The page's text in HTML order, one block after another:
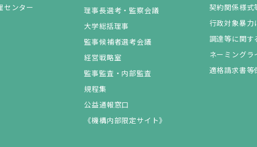
センター
理事長選考・監察会議
大学総括理事
監事候補者選考会議
経営戦略室
監事監査・内部監査
規程集
公益通報窓口
《機構内部限定サイト》
契約関係様式
行政対象暴
調達等に関す
ネーミングラ
適格請求書等